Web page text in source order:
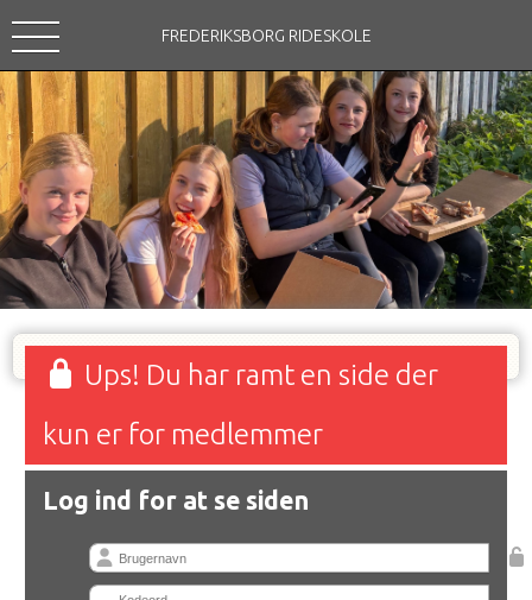
FREDERIKSBORG RIDESKOLE
Ups! Du har ramt en side der
kun er for medlemmer
Log ind for at se siden